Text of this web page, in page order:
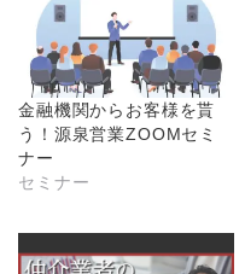
金融機関からお客様を貰
う！源泉営業ZOOMセミ
ナー
セミナー